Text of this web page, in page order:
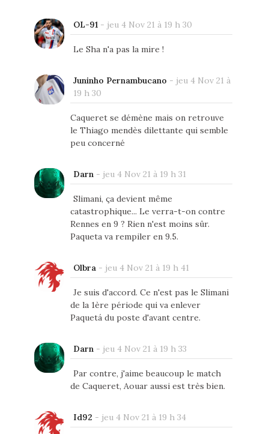
OL-91- jeu 4 Nov 21 à 19 h 30
Le Sha n'a pas la mire !
Juninho Pernambucano - jeu 4 Nov 21 à
19 h 30
Caqueret se démène mais on retrouve
le Thiago mendès dilettante qui semble
peu concerné
Darn- jeu 4 Nov 21 à 19 h 31
Slimani, ça devient même
catastrophique... Le verra-t-on contre
Rennes en 9 ? Rien n'est moins sûr.
Paqueta va rempiler en 9.5.
Olbra- jeu 4 Nov 21 à 19 h 41
Je suis d'accord. Ce n'est pas le Slimani
de la 1ère période qui va enlever
Paquetá du poste d'avant centre.
Darn- jeu 4 Nov 21 à 19 h 33
Par contre, j'aime beaucoup le match
de Caqueret, Aouar aussi est très bien.
Id92 - jeu 4 Nov 21 à 19 h 34